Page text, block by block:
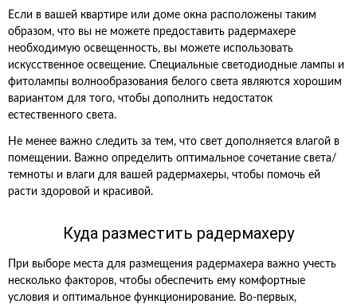
Если в вашей квартире или доме окна расположены таким
образом, что вы не можете предоставить радермахере
необходимую освещенность, вы можете использовать
искусственное освещение. Специальные светодиодные лампы и
фитолампы волнообразования белого света являются хорошим
вариантом для того, чтобы дополнить недостаток
естественного света.
Не менее важно следить за тем, что свет дополняется влагой в
помещении. Важно определить оптимальное сочетание света/
темноты и влаги для вашей радермахеры, чтобы помочь ей
расти здоровой и красивой.
Куда разместить радермахеру
При выборе места для размещения радермахера важно учесть
несколько факторов, чтобы обеспечить ему комфортные
условия и оптимальное функционирование. Во-первых,